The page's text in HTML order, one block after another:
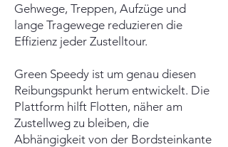
Gehwege, Treppen, Aufzüge und
lange Tragewege reduzieren die
Effizienz jeder Zustelltour.
Green Speedy ist um genau diesen
Reibungspunkt herum entwickelt. Die
Plattform hilft Flotten, näher am
Zustellweg zu bleiben, die
Abhängigkeit von der Bordsteinkante